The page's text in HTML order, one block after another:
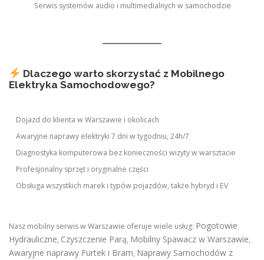
Serwis systemów audio i multimedialnych w samochodzie
Dlaczego warto skorzystać z Mobilnego
Elektryka Samochodowego?
Dojazd do klienta w Warszawie i okolicach
Awaryjne naprawy elektryki 7 dni w tygodniu, 24h/7
Diagnostyka komputerowa bez konieczności wizyty w warsztacie
Profesjonalny sprzęt i oryginalne części
Obsługa wszystkich marek i typów pojazdów, także hybryd i EV
Nasz mobilny serwis w Warszawie oferuje wiele usług: Pogotowie
Hydrauliczne, Czyszczenie Parą, Mobilny Spawacz w Warszawie,
Awaryjne naprawy Furtek i Bram, Naprawy Samochodów z